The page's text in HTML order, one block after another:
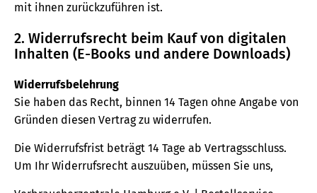
mit ihnen zurückzuführen ist.
2. Widerrufsrecht beim Kauf von digitalen
Inhalten (E-Books und andere Downloads)
Widerrufsbelehrung
Sie haben das Recht, binnen 14 Tagen ohne Angabe von
Gründen diesen Vertrag zu widerrufen.
Die Widerrufsfrist beträgt 14 Tage ab Vertragsschluss.
Um Ihr Widerrufsrecht auszuüben, müssen Sie uns,